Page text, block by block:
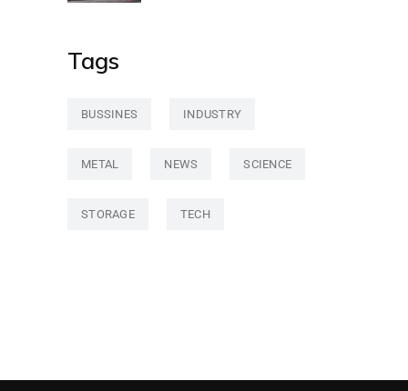
Tags
BUSSINES INDUSTRY
METAL NEWS SCIENCE
STORAGE TECH